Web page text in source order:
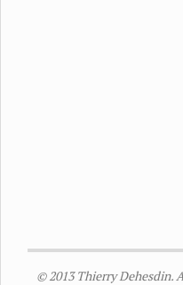
© 2013 Thierry Dehesdin.